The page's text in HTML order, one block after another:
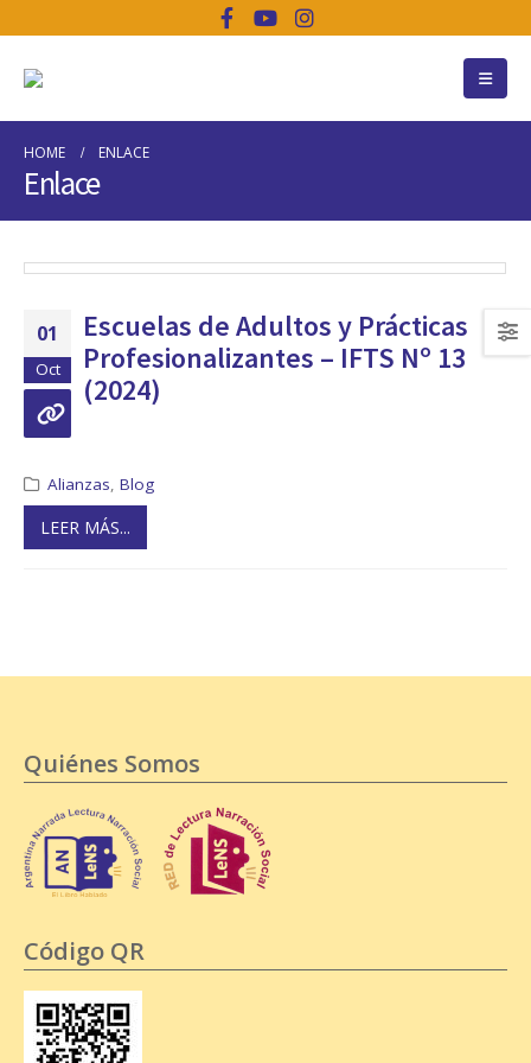
HOME ENLACE
Enlace
01
Oct
Escuelas de Adultos y Prácticas
Profesionalizantes – IFTS Nº 13
(2024)
Alianzas, Blog
LEER MÁS...
Quiénes Somos
Código QR